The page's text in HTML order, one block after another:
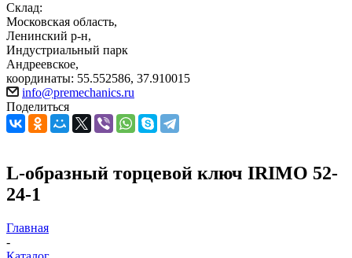
Склад:
Московская область,
Ленинский р-н,
Индустриальный парк
Андреевское,
координаты: 55.552586, 37.910015
info@premechanics.ru
Поделиться
L-образный торцевой ключ IRIMO 52-
24-1
Главная
-